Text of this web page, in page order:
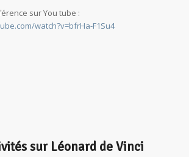
sur You tube :
watch?v=bfrHa-F1Su4
sur Léonard de Vinci